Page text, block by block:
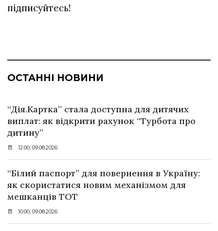
підписуйтесь!
ОСТАННІ НОВИНИ
“Дія.Картка” стала доступна для дитячих
виплат: як відкрити рахунок “Турбота про
дитину”
12:00, 09.08.2026
“Білий паспорт” для повернення в Україну:
як скористатися новим механізмом для
мешканців ТОТ
10:00, 09.08.2026